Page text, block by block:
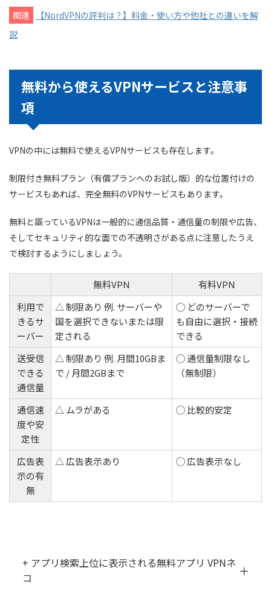
香港(1) :
インド(1) :
カザフスタン(1) :
ラオス(1) :
マレーシア(1) :
ミャンマー(1) :
ネパール(1) :
ニュージーランド(1) :
パキスタン(1) :
パプアニューギニア(1) :
フィリピン(1) :
シンガポール(1) :
韓国(1) :
スリランカ(1) :
台湾(1) :
タイ(1) :
ウズベキスタン(1) :
ベトナム(2)
アルジェリア(1) :
エジプト(1) :
ガーナ(1) :
イスラエル(1) :
ケニア(1) :
南アフリカ(1) :
トルコ(1) :
関連
【NordVPNの評判は？】料金・使い方や他社との違いを解
説
無料から使えるVPNサービスと注意事
項
VPNの中には無料で使えるVPNサービスも存在します。
制限付き無料プラン（有償プランへのお試し版）的な位置付けの
サービスもあれば、完全無料のVPNサービスもあります。
無料と謳っているVPNは一般的に通信品質・通信量の制限や広告、
そしてセキュリティ的な面での不透明さがある点に注意したうえ
で検討するようにしましょう。
無料VPN
有料VPN
利用で
きるサ
ーバー
△ 制限あり 例. サーバーや
国を選択できないまたは限
定される
◯ どのサーバーで
も自由に選択・接続
できる
送受信
できる
通信量
△ 制限あり 例. 月間10GBま
で / 月間2GBまで
◯ 通信量制限なし
（無制限）
通信速
度や安
定性
△ ムラがある ◯ 比較的安定
広告表
示の有
無
△ 広告表示あり ◯ 広告表示なし
+ アプリ検索上位に表示される無料アプリ VPNネ
コ